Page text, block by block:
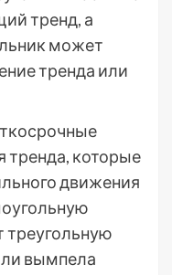
тренд, а
может
тренда или
тренда, которые
движения
вымпела